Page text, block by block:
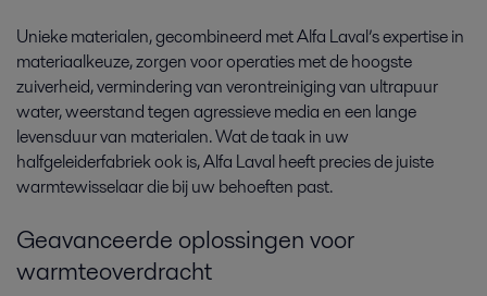
Unieke materialen, gecombineerd met Alfa Laval’s expertise in
materiaalkeuze, zorgen voor operaties met de hoogste
zuiverheid, vermindering van verontreiniging van ultrapuur
water, weerstand tegen agressieve media en een lange
levensduur van materialen. Wat de taak in uw
halfgeleiderfabriek ook is, Alfa Laval heeft precies de juiste
warmtewisselaar die bij uw behoeften past.
Geavanceerde oplossingen voor
warmteoverdracht